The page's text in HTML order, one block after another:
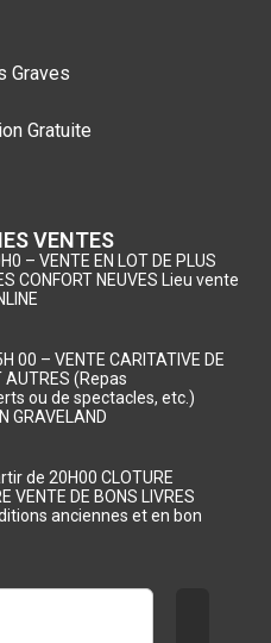
Graves
Gratuite
VENTES
– VENTE EN LOT DE PLUS
CONFORT NEUVES Lieu vente
00 – VENTE CARITATIVE DE
AUTRES (Repas
ou de spectacles, etc.)
GRAVELAND
de 20H00 CLOTURE
VENTE DE BONS LIVRES
anciennes et en bon